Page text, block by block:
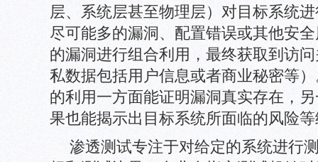
层、系统层甚至物理层）对目标系统
尽可能多的漏洞、配置错误或其他安
的漏洞进行组合利用，最终获取到访
私数据包括用户信息或者商业秘密等
的利用一方面能证明漏洞真实存在，
果也能揭示出目标系统所面临的风险
渗透测试专注于对给定的系统进行